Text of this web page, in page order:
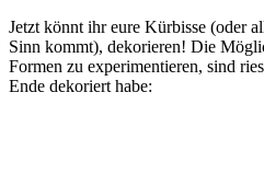
Jetzt könnt ihr eure Kürbisse (oder
Sinn kommt), dekorieren! Die
Formen zu experimentieren, sind
Ende dekoriert habe: